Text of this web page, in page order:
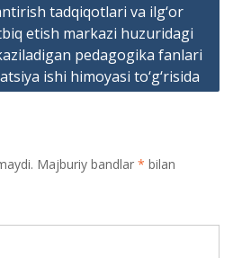
tadqiqotlari va ilg‘or
etish markazi huzuridagi
pedagogika fanlari
ishi himoyasi to‘g‘risida
Majburiy bandlar * bilan